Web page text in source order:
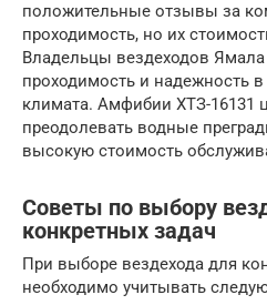
положительные отзывы за
проходимость, но их
Владельцы вездеходов
проходимость и надежность в
климата. Амфибии ХТЗ-16131
преодолевать водные
высокую стоимость
Советы по выбору
конкретных задач
При выборе вездехода для
необходимо учитывать